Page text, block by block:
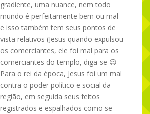
gradiente, uma nuance, nem todo
mundo é perfeitamente bem ou mal –
e isso também tem seus pontos de
vista relativos (Jesus quando expulsou
os comerciantes, ele foi mal para os
comerciantes do templo, diga-se 😉
Para o rei da época, Jesus foi um mal
contra o poder político e social da
região, em seguida seus feitos
registrados e espalhados como se